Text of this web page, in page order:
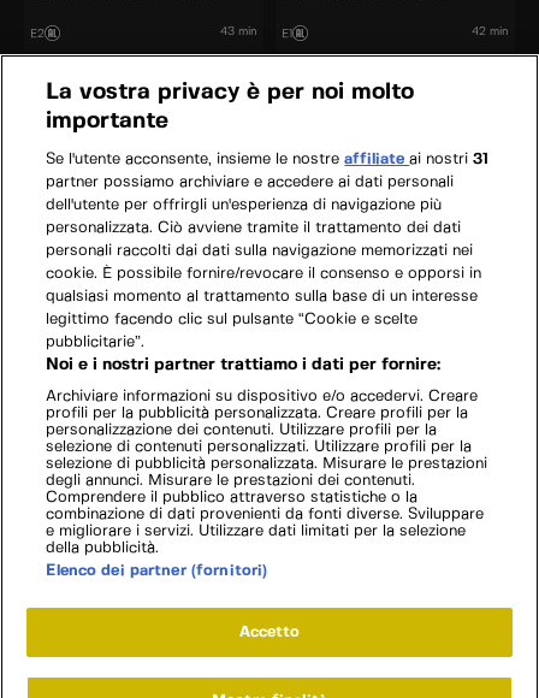
E2 43 min E1 42 min
La vostra privacy è per noi molto
importante
Se l'utente acconsente, insieme le nostreaffiliateai nostri31
partner possiamo archiviare e accedere ai dati personali
dell'utente per offrirgli un'esperienza di navigazione più
personalizzata. Ciò avviene tramite il trattamento dei dati
personali raccolti dai dati sulla navigazione memorizzati nei
cookie. È possibile fornire/revocare il consenso e opporsi in
qualsiasi momento al trattamento sulla base di un interesse
legittimo facendo clic sul pulsante “Cookie e scelte
pubblicitarie”.
Noi e i nostri partner trattiamo i dati per fornire:
Archiviare informazioni su dispositivo e/o accedervi. Creare
profili per la pubblicità personalizzata. Creare profili per la
personalizzazione dei contenuti. Utilizzare profili per la
selezione di contenuti personalizzati. Utilizzare profili per la
selezione di pubblicità personalizzata. Misurare le prestazioni
degli annunci. Misurare le prestazioni dei contenuti.
Comprendere il pubblico attraverso statistiche o la
combinazione di dati provenienti da fonti diverse. Sviluppare
e migliorare i servizi. Utilizzare dati limitati per la selezione
della pubblicità.
Elenco dei partner (fornitori)
Accetto